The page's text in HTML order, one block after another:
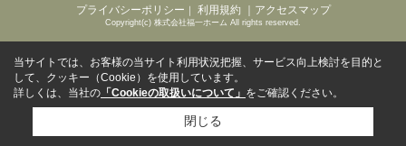
プライバシーポリシー ｜ 利用規約 ｜アクセスマップ
Copyright(c) 株式会社福一ホーム All rights reserved.
当サイトでは、お客様の当サイト利用状況把握、サービス向上検討を目的と
して、クッキー（Cookie）を使用しています。
詳しくは、当社の 「Cookieの取扱いについて」 をご確認ください。
閉じる